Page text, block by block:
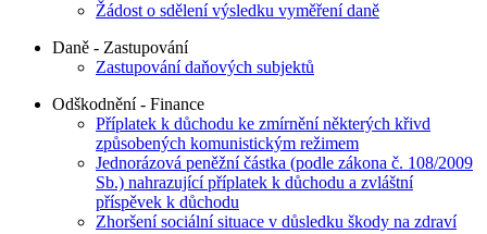
Žádost o sdělení výsledku vyměření daně
Daně - Zastupování
Zastupování daňových subjektů
Odškodnění - Finance
Příplatek k důchodu ke zmírnění některých křivd
způsobených komunistickým režimem
Jednorázová peněžní částka (podle zákona č. 108/2009
Sb.) nahrazující příplatek k důchodu a zvláštní
příspěvek k důchodu
Zhoršení sociální situace v důsledku škody na zdraví